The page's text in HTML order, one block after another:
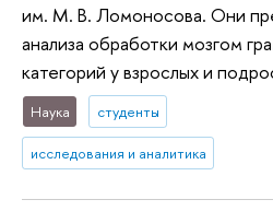
им. М. В. Ломоносова. Они
анализа обработки мозгом
категорий у взрослых и
Наука студенты
исследования и аналитика